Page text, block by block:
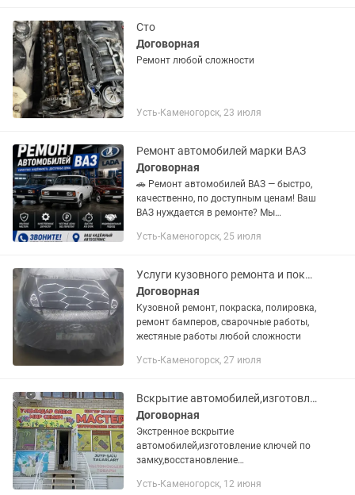
Ключи с...
Сто
Договорная
Ремонт любой сложности
Усть-Каменогорск, 23 июля
Ремонт автомобилей марки ВАЗ
Договорная
🚗 Ремонт автомобилей ВАЗ — быстро,
качественно, по доступным ценам! Ваш
ВАЗ нуждается в ремонте? Мы
отличное состояние! ВАЗ — наша
Усть-Каменогорск, 25 июля
Услуги кузовного ремонта и покраски
Договорная
Кузовной ремонт, покраска, полировка,
ремонт бамперов, сварочные работы,
жестяные работы любой сложности
Усть-Каменогорск, 27 июля
Вскрытие автомобилей,изготовление ключей,ремонт автомобильных замков
Договорная
Экстренное вскрытие
автомобилей,изготовление ключей по
замку,восстановление
чипом,смарт ключей,реставрация
Усть-Каменогорск, 12 июня